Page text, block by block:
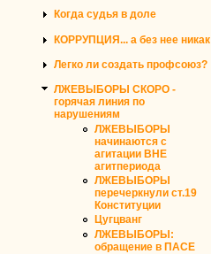
Когда судья в доле
КОРРУПЦИЯ... а без нее никак
Легко ли создать профсоюз?
ЛЖЕВЫБОРЫ СКОРО -
горячая линия по
нарушениям
ЛЖЕВЫБОРЫ
начинаются с
агитации ВНЕ
агитпериода
ЛЖЕВЫБОРЫ
перечеркнули ст.19
Конституции
Цугцванг
ЛЖЕВЫБОРЫ:
обращение в ПАСЕ